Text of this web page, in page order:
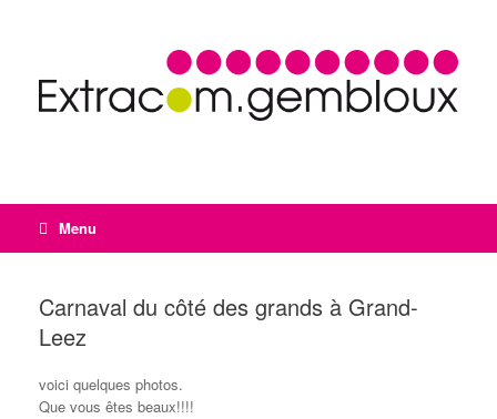
Menu
Carnaval du côté des grands à Grand-
Leez
voici quelques photos.
Que vous êtes beaux!!!!